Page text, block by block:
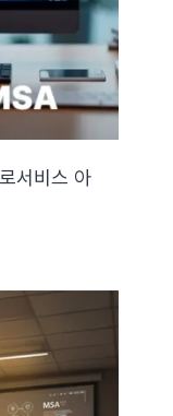
서비스 아